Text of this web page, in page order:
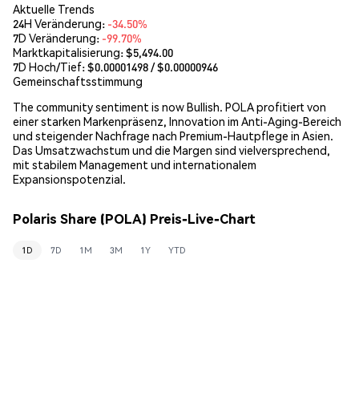
Aktuelle Trends
24H Veränderung: -34.50%
7D Veränderung: -99.70%
Marktkapitalisierung:$5,494.00
7D Hoch/Tief: $0.00001498/ $0.00000946
Gemeinschaftsstimmung
The community sentiment is now Bullish. POLA profitiert von
einer starken Markenpräsenz, Innovation im Anti-Aging-Bereich
und steigender Nachfrage nach Premium-Hautpflege in Asien.
Das Umsatzwachstum und die Margen sind vielversprechend,
mit stabilem Management und internationalem
Expansionspotenzial.
Polaris Share (POLA) Preis-Live-Chart
1D 7D 1M 3M 1Y YTD